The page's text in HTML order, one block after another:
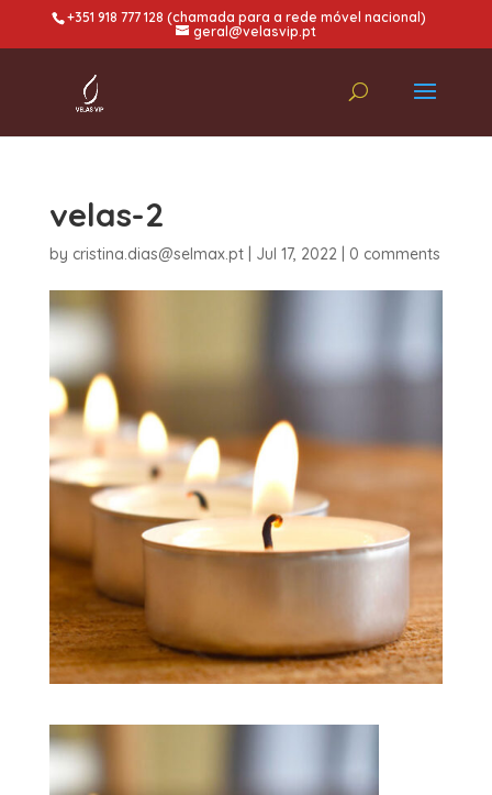
+351 918 777 128 (chamada para a rede móvel nacional)
geral@velasvip.pt
velas-2
by cristina.dias@selmax.pt| Jul 17, 2022| 0 comments